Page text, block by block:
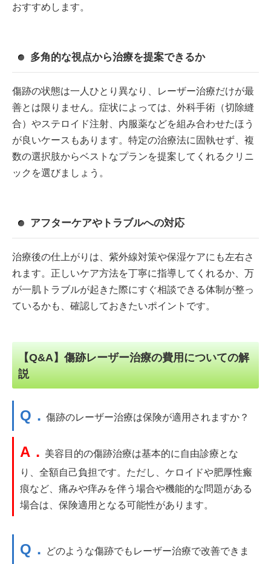
おすすめします。
多角的な視点から治療を提案できるか
傷跡の状態は一人ひとり異なり、レーザー治療だけが最
善とは限りません。症状によっては、外科手術（切除縫
合）やステロイド注射、内服薬などを組み合わせたほう
が良いケースもあります。特定の治療法に固執せず、複
数の選択肢からベストなプランを提案してくれるクリニ
ックを選びましょう。
アフターケアやトラブルへの対応
治療後の仕上がりは、紫外線対策や保湿ケアにも左右さ
れます。正しいケア方法を丁寧に指導してくれるか、万
が一肌トラブルが起きた際にすぐ相談できる体制が整っ
ているかも、確認しておきたいポイントです。
【Q&A】傷跡レーザー治療の費用についての解
説
Q． 傷跡のレーザー治療は保険が適用されますか？
A． 美容目的の傷跡治療は基本的に自由診療とな
り、全額自己負担です。ただし、ケロイドや肥厚性瘢
痕など、痛みや痒みを伴う場合や機能的な問題がある
場合は、保険適用となる可能性があります。
Q．
どのような傷跡でもレーザー治療で改善できま